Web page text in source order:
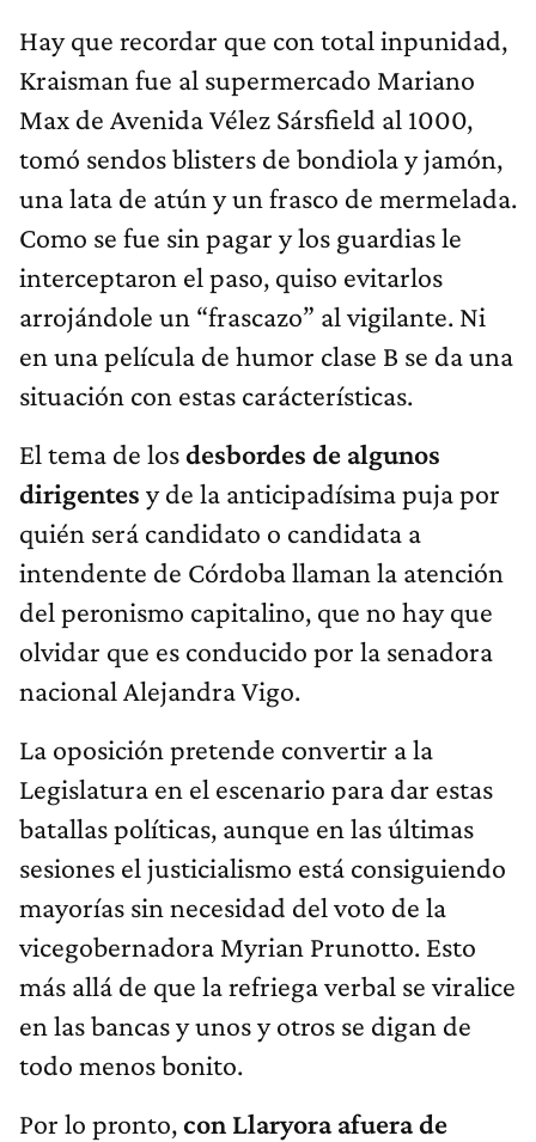
Hay que recordar que con total inpunidad,
Kraisman fue al supermercado Mariano
Max de Avenida Vélez Sársfield al 1000,
tomó sendos blisters de bondiola y jamón,
una lata de atún y un frasco de mermelada.
Como se fue sin pagar y los guardias le
interceptaron el paso, quiso evitarlos
arrojándole un “frascazo” al vigilante. Ni
en una película de humor clase B se da una
situación con estas carácterísticas.
El tema de losdesbordes de algunos
dirigentes y de la anticipadísima puja por
quién será candidato o candidata a
intendente de Córdoba llaman la atención
del peronismo capitalino, que no hay que
olvidar que es conducido por la senadora
nacional Alejandra Vigo.
La oposición pretende convertir a la
Legislatura en el escenario para dar estas
batallas políticas, aunque en las últimas
sesiones el justicialismo está consiguiendo
mayorías sin necesidad del voto de la
vicegobernadora Myrian Prunotto. Esto
más allá de que la refriega verbal se viralice
en las bancas y unos y otros se digan de
todo menos bonito.
Por lo pronto,con Llaryora afuera de